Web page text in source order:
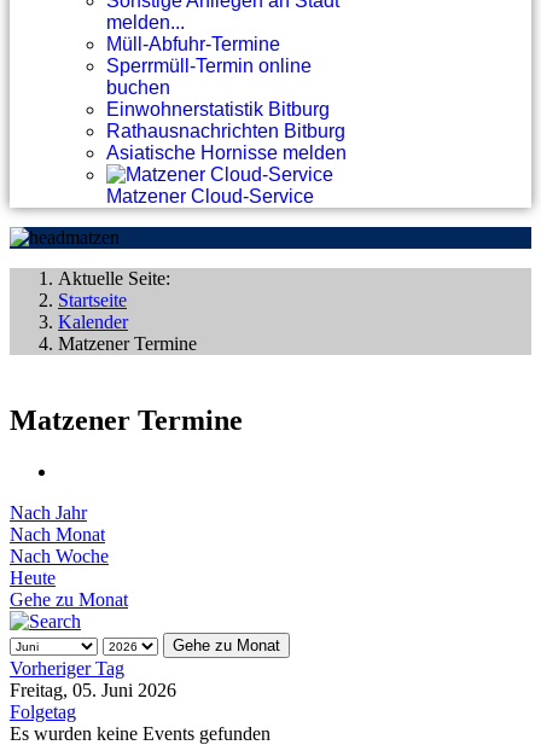
melden...
Müll-Abfuhr-Termine
Sperrmüll-Termin online
buchen
Einwohnerstatistik Bitburg
Rathausnachrichten Bitburg
Asiatische Hornisse melden
Matzener Cloud-Service
Aktuelle Seite:
Startseite
Kalender
Matzener Termine
Matzener Termine
Nach Jahr
Nach Monat
Nach Woche
Heute
Gehe zu Monat
Gehe zu Monat
Vorheriger Tag
Freitag, 05. Juni 2026
Folgetag
Es wurden keine Events gefunden